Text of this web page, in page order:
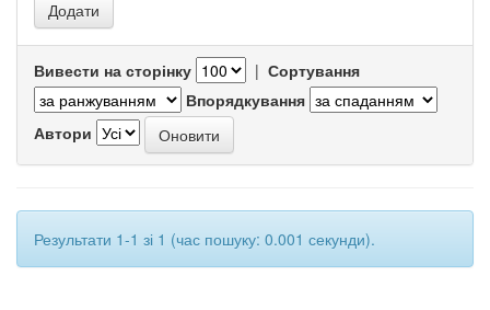
Вивести на сторінку | Сортування
Впорядкування
Автори
Результати 1-1 зі 1 (час пошуку: 0.001 секунди).